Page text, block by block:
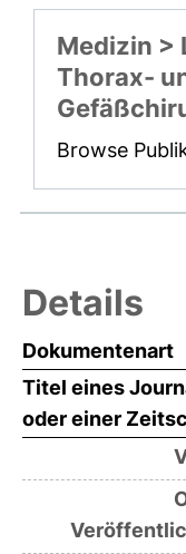
Medizin >
Thorax-
Browse
Details
Dokumentenart
Titel eines
oder einer